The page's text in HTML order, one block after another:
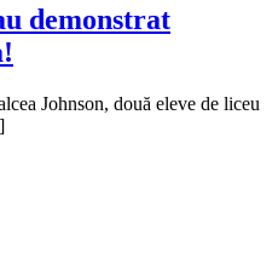
demonstrat
Johnson, două eleve de liceu